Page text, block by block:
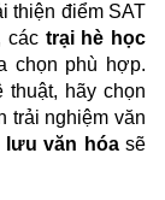
thiện điểm SAT
các trại hè học
chọn phù hợp.
thuật, hãy chọn
trải nghiệm văn
văn hóasẽ